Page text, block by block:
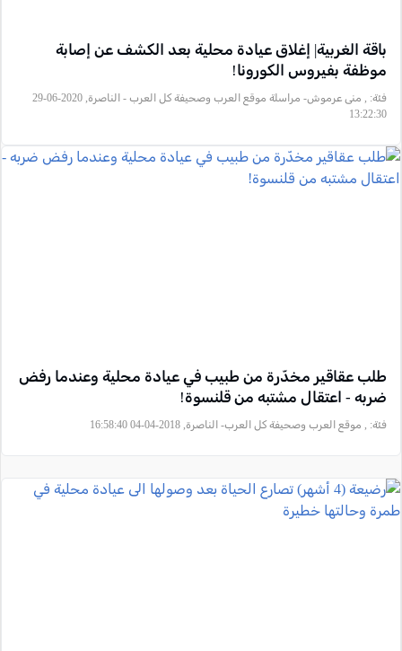
باقة الغربية| إغلاق عيادة محلية بعد الكشف عن إصابة
موظفة بفيروس الكورونا!
فئة:
, منى عرموش- مراسلة موقع العرب وصحيفة كل العرب - الناصرة, 2020-06-29
13:22:30
طلب عقاقير مخدّرة من طبيب في عيادة محلية وعندما رفض
ضربه - اعتقال مشتبه من قلنسوة!
فئة: , موقع العرب وصحيفة كل العرب- الناصرة, 2018-04-04 16:58:40